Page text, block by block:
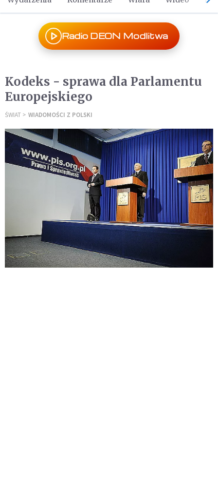
Radio DEON Modlitwa
Kodeks - sprawa dla Parlamentu
Europejskiego
ŚWIAT WIADOMOŚCI Z POLSKI